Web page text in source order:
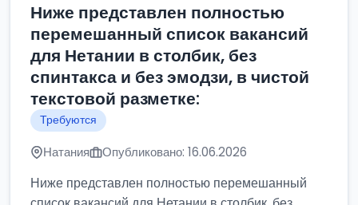
Ниже представлен полностью
перемешанный список вакансий
для Нетании в столбик, без
спинтакса и без эмодзи, в чистой
текстовой разметке:
Требуются
Натания Опубликовано: 16.06.2026
Ниже представлен полностью перемешанный